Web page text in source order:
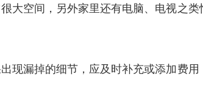
大空间，另外家里还有电脑、电视之
现漏掉的细节，应及时补充或添加费